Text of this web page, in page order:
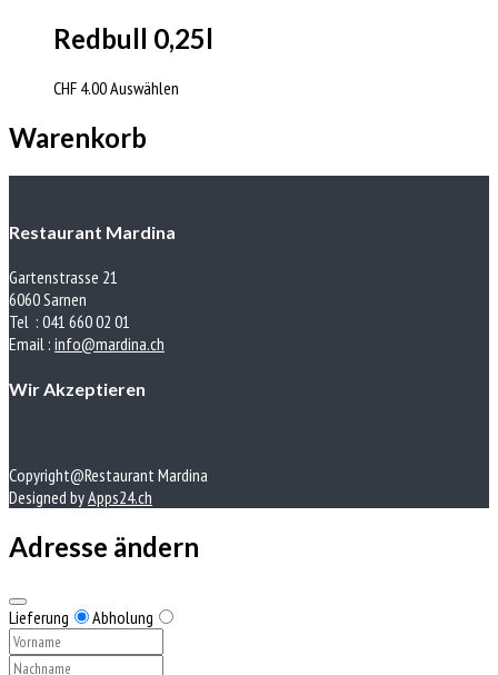
Redbull 0,25l
CHF 4.00Auswählen
Warenkorb
Restaurant Mardina
Gartenstrasse 21
6060 Sarnen
Tel : 041 660 02 01
Email : info@mardina.ch
Wir Akzeptieren
Copyright@Restaurant Mardina
Designed byApps24.ch
Adresse ändern
Lieferung Abholung